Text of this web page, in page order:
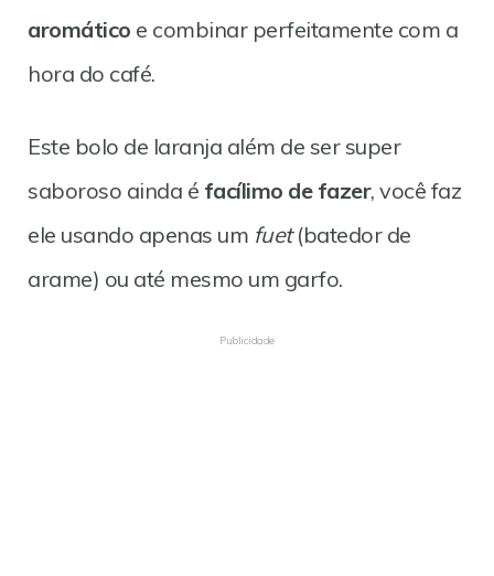
aromático e combinar perfeitamente com a
hora do café.
Este bolo de laranja além de ser super
saboroso ainda é facílimo de fazer, você faz
ele usando apenas um fuet(batedor de
arame) ou até mesmo um garfo.
Publicidade